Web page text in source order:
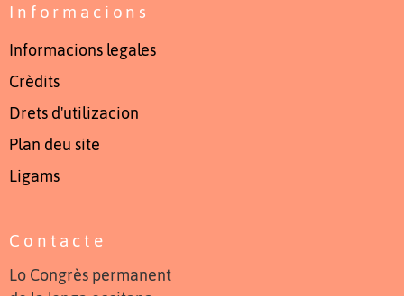
Informacions
Informacions legales
Crèdits
Drets d'utilizacion
Plan deu site
Ligams
Contacte
Lo Congrès permanent